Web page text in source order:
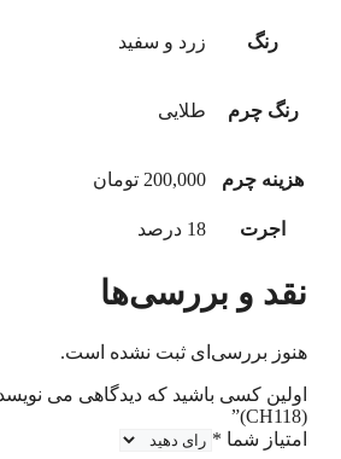
رنگ زرد و سفید
رنگ چرم طلایی
هزینه چرم 200,000 تومان
اجرت 18 درصد
نقد و بررسی‌ها
هنوز بررسی‌ای ثبت نشده است.
اولین کسی باشید که دیدگاهی می
(CH118)”
امتیاز شما *